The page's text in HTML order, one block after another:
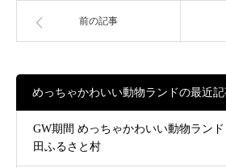
前の記事
めっちゃかわいい動物ランドの最近
GW期間 めっちゃかわいい動物ラン
田ふるさと村